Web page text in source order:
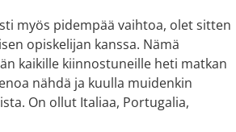
myös pidempää vaihtoa, olet sitten
opiskelijan kanssa. Nämä
kaikille kiinnostuneille heti matkan
nähdä ja kuulla muidenkin
On ollut Italiaa, Portugalia,